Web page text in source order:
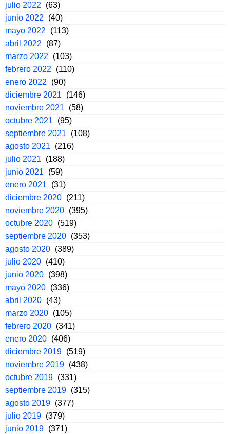
julio 2022
(63)
junio 2022
(40)
mayo 2022
(113)
abril 2022
(87)
marzo 2022
(103)
febrero 2022
(110)
enero 2022
(90)
diciembre 2021
(146)
noviembre 2021
(58)
octubre 2021
(95)
septiembre 2021
(108)
agosto 2021
(216)
julio 2021
(188)
junio 2021
(59)
enero 2021
(31)
diciembre 2020 (211)
noviembre 2020 (395)
octubre 2020 (519)
septiembre 2020 (353)
agosto 2020 (389)
julio 2020 (410)
junio 2020 (398)
mayo 2020 (336)
abril 2020 (43)
marzo 2020 (105)
febrero 2020 (341)
enero 2020 (406)
diciembre 2019 (519)
noviembre 2019 (438)
octubre 2019 (331)
septiembre 2019 (315)
agosto 2019 (377)
julio 2019 (379)
junio 2019 (371)